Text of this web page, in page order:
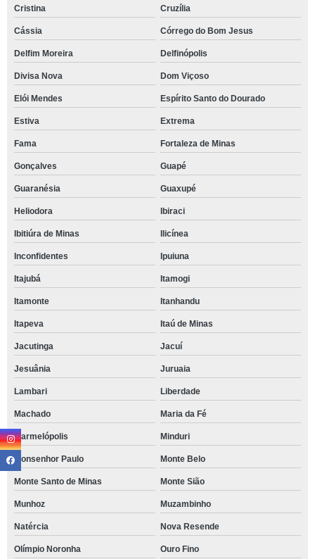
Cristina Cruzília
Cássia Córrego do Bom Jesus
Delfim Moreira Delfinópolis
Divisa Nova Dom Viçoso
Elói Mendes Espírito Santo do Dourado
Estiva Extrema
Fama Fortaleza de Minas
Gonçalves Guapé
Guaranésia Guaxupé
Heliodora Ibiraci
Ibitiúra de Minas Ilicínea
Inconfidentes Ipuiuna
Itajubá Itamogi
Itamonte Itanhandu
Itapeva Itaú de Minas
Jacutinga Jacuí
Jesuânia Juruaia
Lambari Liberdade
Machado Maria da Fé
Marmelópolis Minduri
Monsenhor Paulo Monte Belo
Monte Santo de Minas Monte Sião
Munhoz Muzambinho
Natércia Nova Resende
Olímpio Noronha Ouro Fino